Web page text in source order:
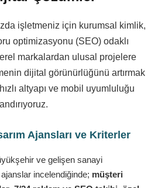
işletmeniz için kurumsal kimlik,
optimizasyonu (SEO) odaklı
markalardan ulusal projelere
dijital görünürlüğünü artırmak
altyapı ve mobil uyumluluğu
Ajansları ve Kriterler
ve gelişen sanayi
incelendiğinde; müşteri